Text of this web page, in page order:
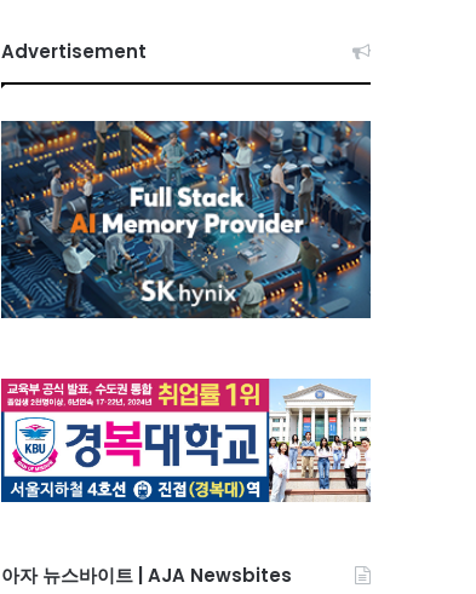
Advertisement
아자 뉴스바이트 | AJA Newsbites